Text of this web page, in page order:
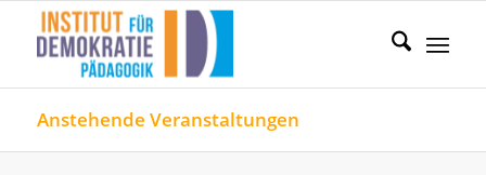
Anstehende Veranstaltungen